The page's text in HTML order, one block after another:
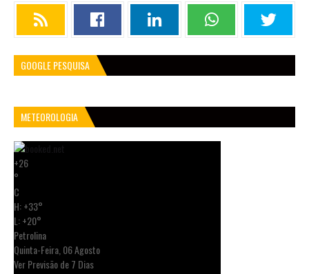
GOOGLE PESQUISA
METEOROLOGIA
+26
°
C
H:+33°
L:+20°
Petrolina
Quinta-Feira, 06 Agosto
Ver Previsão de 7 Dias